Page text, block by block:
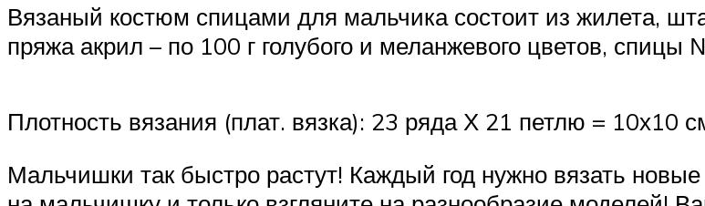
Вязаный костюм спицами для мальчика состоит из жилета,
пряжа акрил – по 100 г голубого и меланжевого цветов, спицы
Плотность вязания (плат. вязка): 23 ряда Х 21 петлю = 10х10
Мальчишки так быстро растут! Каждый год нужно вязать